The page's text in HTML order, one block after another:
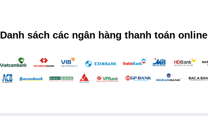
Danh sách các ngân hàng thanh toán online